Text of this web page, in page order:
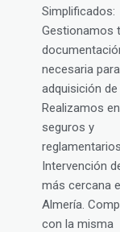
Simplificados:
Gestionamos
necesaria
adquisición de
Realizamos
seguros y
Intervención
más cercana
Almería.
con la misma